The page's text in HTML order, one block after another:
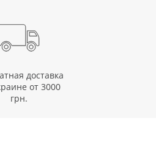
доставка
от 3000
грн.